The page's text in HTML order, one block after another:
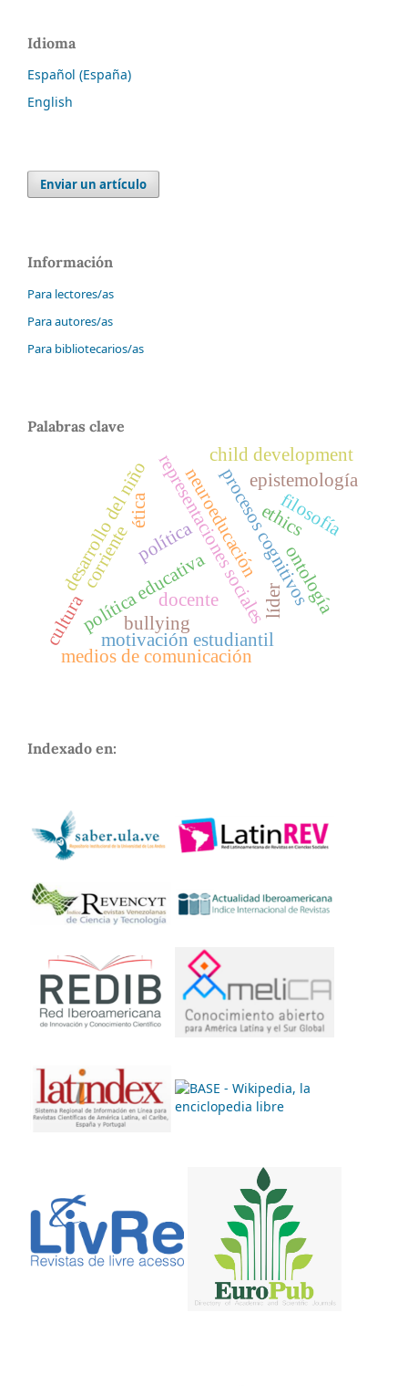
Idioma
Español (España)
English
Enviar un artículo
Información
Para lectores/as
Para autores/as
Para bibliotecarios/as
Palabras clave
representaciones socialeslíder
política educativaprocesos cognitivos
motivación estudiantil
medios de comunicación
política
ética ethics
desarrollo del niño
child development
epistemología
corriente
filosofía
neuroeducación ontología
bullying
docente
cultura
Indexado en: